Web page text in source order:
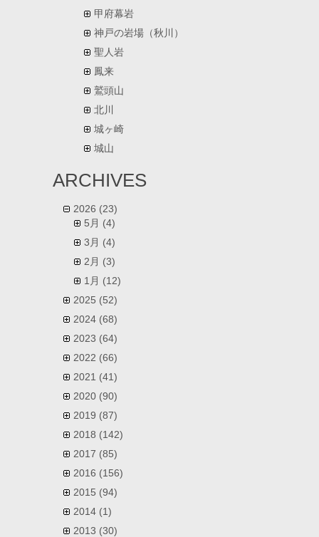
甲府幕岩
神戸の岩場（秋川）
聖人岩
鳳来
鷲頭山
北川
城ヶ崎
城山
ARCHIVES
2026 (23)
5月 (4)
3月 (4)
2月 (3)
1月 (12)
2025 (52)
2024 (68)
2023 (64)
2022 (66)
2021 (41)
2020 (90)
2019 (87)
2018 (142)
2017 (85)
2016 (156)
2015 (94)
2014 (1)
2013 (30)